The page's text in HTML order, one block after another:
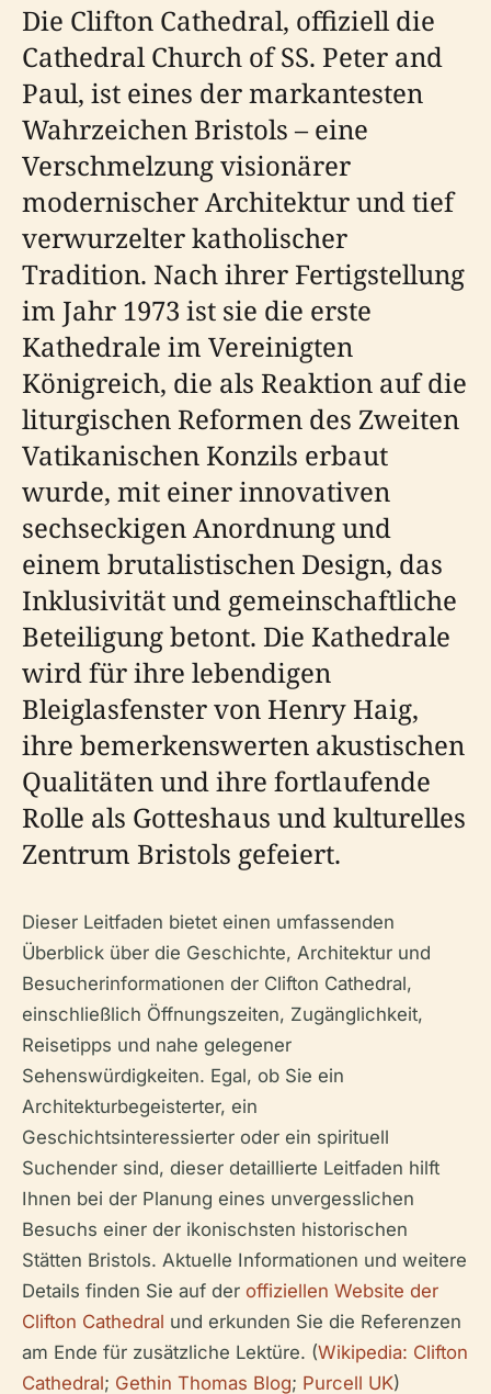
Die Clifton Cathedral, offiziell die
Cathedral Church of SS. Peter and
Paul, ist eines der markantesten
Wahrzeichen Bristols – eine
Verschmelzung visionärer
modernischer Architektur und tief
verwurzelter katholischer
Tradition. Nach ihrer Fertigstellung
im Jahr 1973 ist sie die erste
Kathedrale im Vereinigten
Königreich, die als Reaktion auf die
liturgischen Reformen des Zweiten
Vatikanischen Konzils erbaut
wurde, mit einer innovativen
sechseckigen Anordnung und
einem brutalistischen Design, das
Inklusivität und gemeinschaftliche
Beteiligung betont. Die Kathedrale
wird für ihre lebendigen
Bleiglasfenster von Henry Haig,
ihre bemerkenswerten akustischen
Qualitäten und ihre fortlaufende
Rolle als Gotteshaus und kulturelles
Zentrum Bristols gefeiert.
Dieser Leitfaden bietet einen umfassenden
Überblick über die Geschichte, Architektur und
Besucherinformationen der Clifton Cathedral,
einschließlich Öffnungszeiten, Zugänglichkeit,
Reisetipps und nahe gelegener
Sehenswürdigkeiten. Egal, ob Sie ein
Architekturbegeisterter, ein
Geschichtsinteressierter oder ein spirituell
Suchender sind, dieser detaillierte Leitfaden hilft
Ihnen bei der Planung eines unvergesslichen
Besuchs einer der ikonischsten historischen
Stätten Bristols. Aktuelle Informationen und weitere
Details finden Sie auf der offiziellen Website der
Clifton Cathedral und erkunden Sie die Referenzen
am Ende für zusätzliche Lektüre. (Wikipedia: Clifton
Cathedral; Gethin Thomas Blog; Purcell UK)